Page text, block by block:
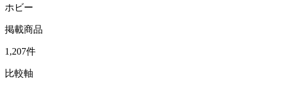
ホビー
掲載商品
1,207件
比較軸